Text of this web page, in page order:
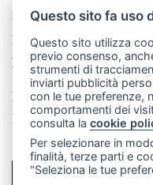
mail:
La redazione
Made by VIP
Privacy policy
Rivedi le tue scelte sui
Questo sito fa uso
Questo sito utilizza
previo consenso,
strumenti di
inviarti pubblicità
con le tue preferenze,
comportamenti dei
consulta lacookie
Per selezionare in
finalità, terze parti e
"Seleziona le tue